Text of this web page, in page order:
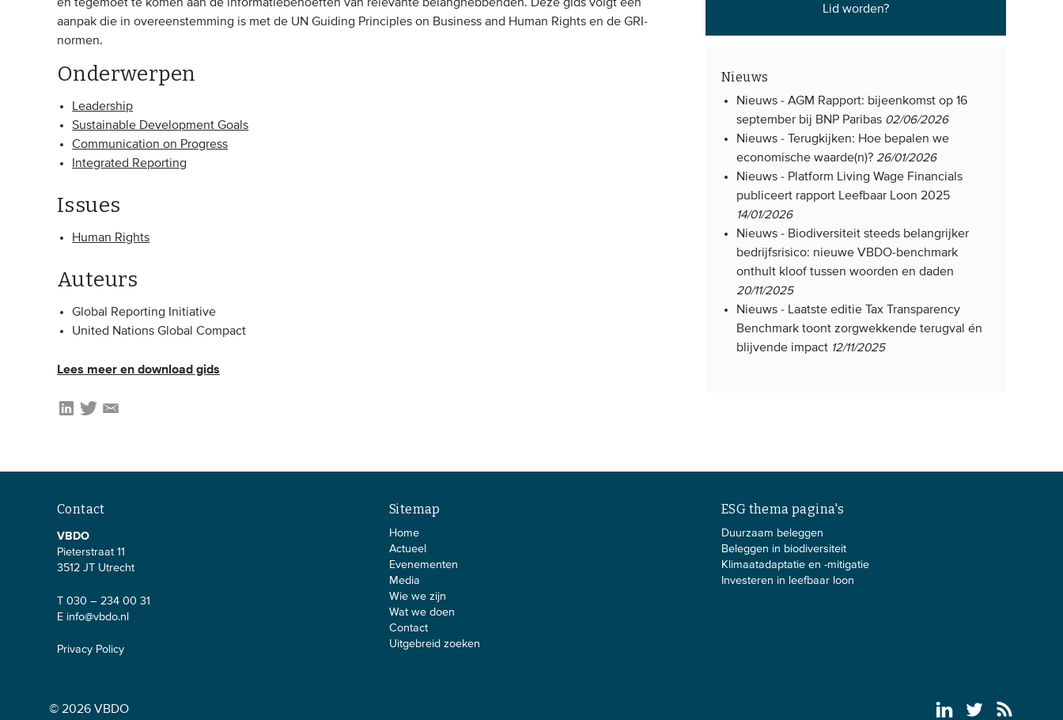
en tegemoet te komen aan de informatiebehoeften van relevante belanghebbenden. Deze gids volgt een
aanpak die in overeenstemming is met de UN Guiding Principles on Business and Human Rights en de GRI-
normen.
Onderwerpen
Leadership
Sustainable Development Goals
Communication on Progress
Integrated Reporting
Issues
Human Rights
Auteurs
Global Reporting Initiative
United Nations Global Compact
Lees meer en download gids
Lid worden?
Nieuws
Nieuws -AGM Rapport: bijeenkomst op 16
september bij BNP Paribas 02/06/2026
Nieuws -
Terugkijken: Hoe bepalen we
economische waarde(n)? 26/01/2026
Nieuws - Platform Living Wage Financials
publiceert rapport Leefbaar Loon 2025
14/01/2026
Nieuws - Biodiversiteit steeds belangrijker
bedrijfsrisico: nieuwe VBDO-benchmark
onthult kloof tussen woorden en daden
20/11/2025
Nieuws - Laatste editie Tax Transparency
Benchmark toont zorgwekkende terugval én
blijvende impact 12/11/2025
Contact
VBDO
Pieterstraat 11
3512 JT Utrecht
T 030 – 234 00 31
E info@vbdo.nl
Privacy Policy
Sitemap
Home
Actueel
Evenementen
Media
Wie we zijn
Wat we doen
Contact
Uitgebreid zoeken
ESG thema pagina's
Duurzaam beleggen
Beleggen in biodiversiteit
Klimaatadaptatie en -mitigatie
Investeren in leefbaar loon
© 2026 VBDO